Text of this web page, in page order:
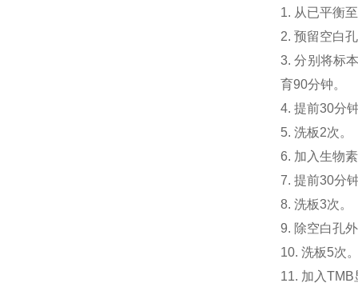
1. 从已平衡
2. 预留空白
3. 分别将标
育90分钟。
4. 提前30分
5. 洗板2次。
6. 加入生物
7. 提前30分
8. 洗板3次。
9. 除空白孔
10. 洗板5次
11. 加入